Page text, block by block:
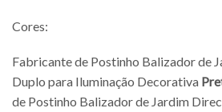
Cores:
Fabricante de Postinho Balizador de
Duplo para Iluminação Decorativa
de Postinho Balizador de Jardim